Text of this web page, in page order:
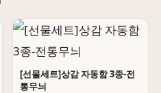
[선물세트]상감 자동함 3종-전
통무늬